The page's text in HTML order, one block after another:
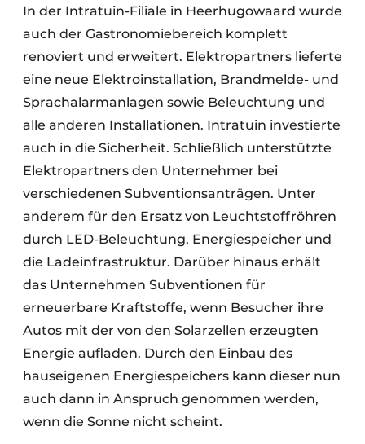
In der Intratuin-Filiale in Heerhugowaard wurde
auch der Gastronomiebereich komplett
renoviert und erweitert. Elektropartners lieferte
eine neue Elektroinstallation, Brandmelde- und
Sprachalarmanlagen sowie Beleuchtung und
alle anderen Installationen. Intratuin investierte
auch in die Sicherheit. Schließlich unterstützte
Elektropartners den Unternehmer bei
verschiedenen Subventionsanträgen. Unter
anderem für den Ersatz von Leuchtstoffröhren
durch LED-Beleuchtung, Energiespeicher und
die Ladeinfrastruktur. Darüber hinaus erhält
das Unternehmen Subventionen für
erneuerbare Kraftstoffe, wenn Besucher ihre
Autos mit der von den Solarzellen erzeugten
Energie aufladen. Durch den Einbau des
hauseigenen Energiespeichers kann dieser nun
auch dann in Anspruch genommen werden,
wenn die Sonne nicht scheint.